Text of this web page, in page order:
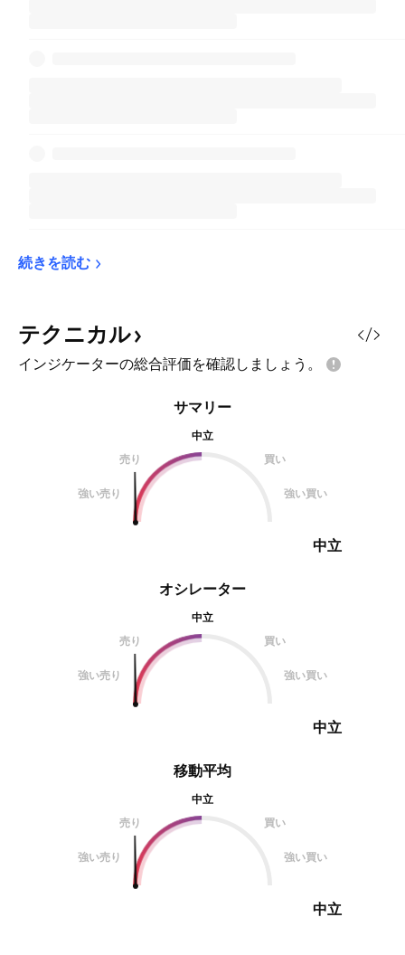
続きを読む
テクニカル
インジケーターの総合評価を確認しましょう。
オシレーター
中立
売り
買い
強い売り 強い買い
中立
サマリー
中立
売り
買い
強い売り 強い買い
中立
移動平均
中立
売り
買い
強い売り 強い買い
中立